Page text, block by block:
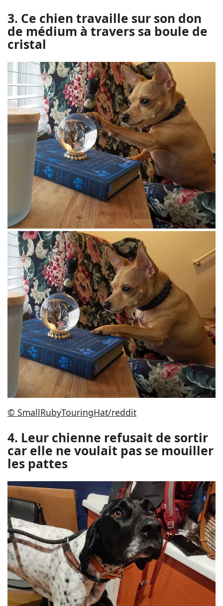
3. Ce chien travaille sur son don
de médium à travers sa boule de
cristal
© SmallRubyTouringHat/reddit
4. Leur chienne refusait de sortir
car elle ne voulait pas se mouiller
les pattes